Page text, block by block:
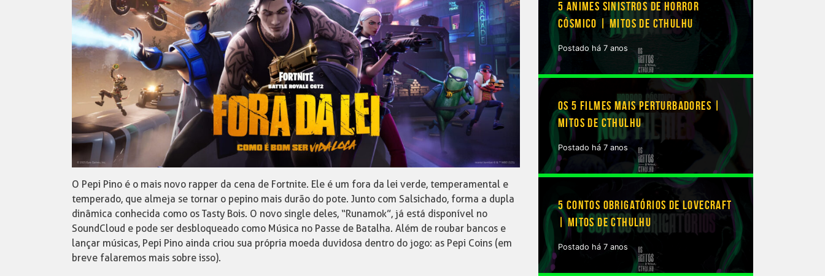
O Pepi Pino é o mais novo rapper da cena de Fortnite. Ele é um fora da lei verde, temperamental e
temperado, que almeja se tornar o pepino mais durão do pote. Junto com Salsichado, forma a dupla
dinâmica conhecida como os Tasty Bois. O novo single deles, “Runamok”, já está disponível no
SoundCloud e pode ser desbloqueado como Música no Passe de Batalha. Além de roubar bancos e
lançar músicas, Pepi Pino ainda criou sua própria moeda duvidosa dentro do jogo: as Pepi Coins (em
breve falaremos mais sobre isso).
5 ANIMES SINISTROS DE HORROR
CÓSMICO | MITOS DE CTHULHU
Postado há 7 anos
OS 5 FILMES MAIS PERTURBADORES |
MITOS DE CTHULHU
Postado há 7 anos
5 CONTOS OBRIGATÓRIOS DE LOVECRAFT
| MITOS DE CTHULHU
Postado há 7 anos